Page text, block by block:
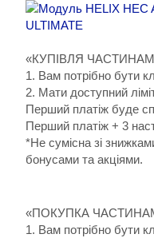
«КУПІВЛЯ
1. Вам потрібно бути
2. Мати доступний
Перший платіж буде
Перший платіж + 3
*Не сумісна зі
бонусами та акціями.
«ПОКУПКА
1. Вам потрібно бути